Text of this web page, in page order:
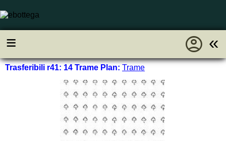
≡ «
account_circle
Trasferibili r41: 14 Trame Plan: Trame